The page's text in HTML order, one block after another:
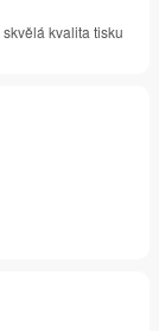
kvalita tisku